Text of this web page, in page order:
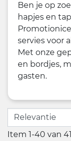
Ben je op
hapjes en
servies voor
Met onze
en bordjes,
gasten.
Item 1-40 van